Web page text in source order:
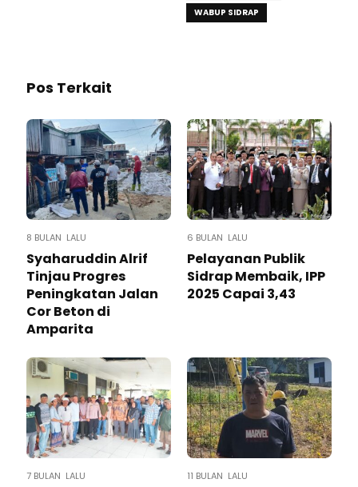
WABUP SIDRAP
Pos Terkait
8 BULAN LALU
Syaharuddin Alrif
Tinjau Progres
Peningkatan Jalan
Cor Beton di
Amparita
6 BULAN LALU
Pelayanan Publik
Sidrap Membaik, IPP
2025 Capai 3,43
7 BULAN LALU 11 BULAN LALU